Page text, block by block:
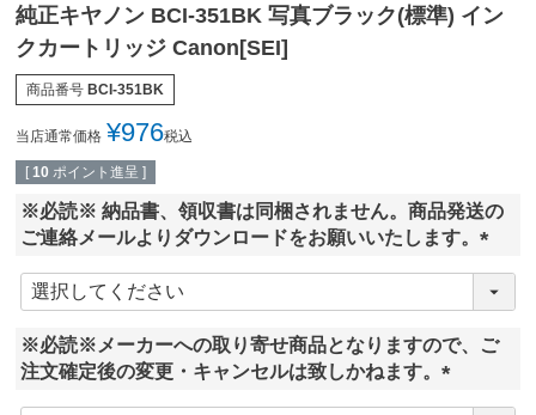
純正キヤノン BCI-351BK 写真ブラック(標準) イン
クカートリッジ Canon[SEI]
商品番号 BCI-351BK
当店通常価格 ¥976税込
[ 10 ポイント進呈 ]
※必読※ 納品書、領収書は同梱されません。商品発送の
ご連絡メールよりダウンロードをお願いいたします。
(
必
)
※必読※メーカーへの取り寄せ商品となりますので、ご
注文確定後の変更・キャンセルは致しかねます。
(